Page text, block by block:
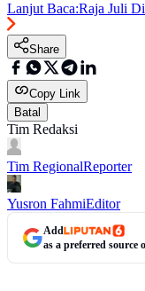
Lanjut Baca:Raja Juli
Share
Copy Link
Batal
Tim Redaksi
Tim RegionalReporter
Yusron FahmiEditor
Add
as a preferred source